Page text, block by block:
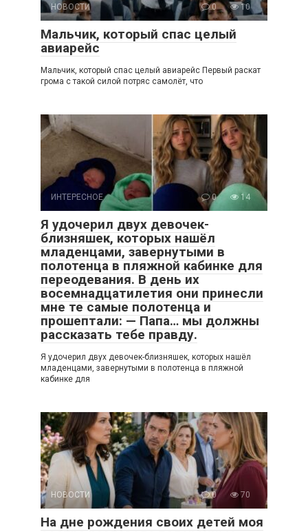
НОВОСТИ 0 10
Мальчик, который спас целый
авиарейс
Мальчик, который спас целый авиарейс Первый раскат
грома с такой силой потряс самолёт, что
ИНТЕРЕСНОЕ 0 14
Я удочерил двух девочек-
близняшек, которых нашёл
младенцами, завернутыми в
полотенца в пляжной кабинке для
переодевания. В день их
восемнадцатилетия они принесли
мне те самые полотенца и
прошептали: — Папа… мы должны
рассказать тебе правду.
Я удочерил двух девочек-близняшек, которых нашёл
младенцами, завернутыми в полотенца в пляжной
кабинке для
НОВОСТИ 0 70
На дне рождения своих детей моя